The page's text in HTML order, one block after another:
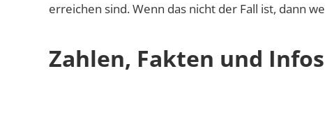
erreichen sind. Wenn das nicht der Fall ist, dann
Zahlen, Fakten und